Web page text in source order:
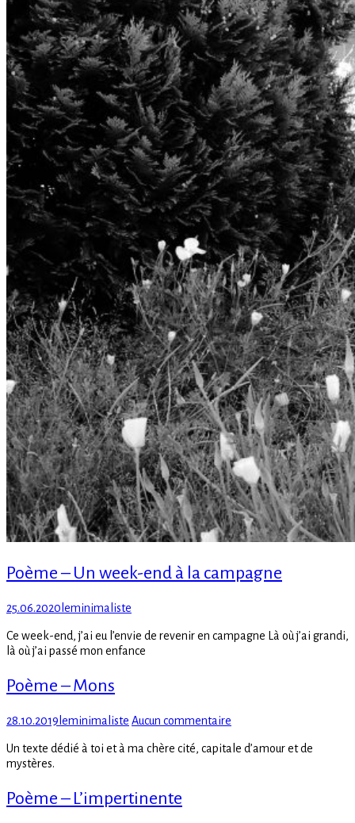
Poème – Un week-end à la campagne
Posted
25.06.2020 Author
leminimaliste
Ce week-end, j’ai eu l’envie de revenir en campagne Là où j’ai grandi,
là où j’ai passé mon enfance
Poème – Mons
Posted
28.10.2019 Author
leminimaliste Aucun commentaire
–
Un texte dédié à toi et à ma chère cité, capitale d’amour et de
mystères.
Poème – L’impertinente